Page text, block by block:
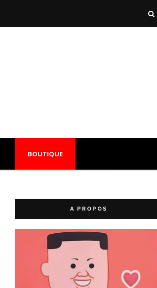
BOUTIQUE
A PROPOS